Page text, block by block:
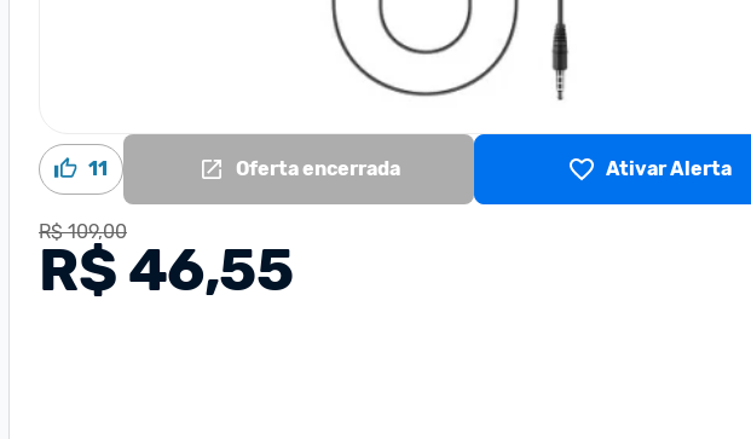
11 Oferta encerrada Ativar Alerta
R$ 109,00
R$ 46,55